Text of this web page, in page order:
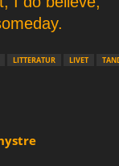
LITTERATUR LIVET